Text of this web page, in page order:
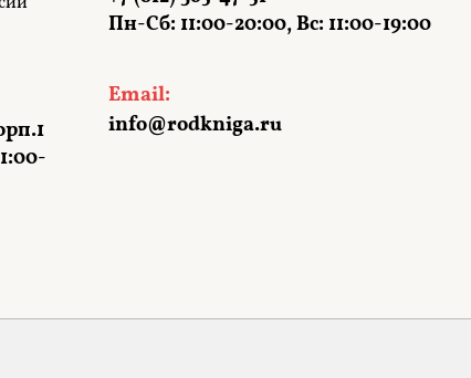
Пн-Сб: 11:00-20:00, Вс: 11:00-19:00
Email:
info@rodkniga.ru